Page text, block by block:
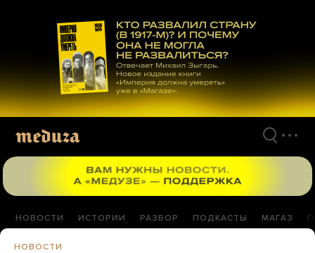
материалам
НОВОСТИ ИСТОРИИ РАЗБОР ПОДКАСТЫ МАГАЗ
НОВОСТИ